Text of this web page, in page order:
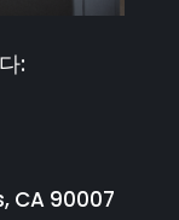
:
CA 90007